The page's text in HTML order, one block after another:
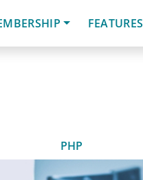
FEATURES
PHP